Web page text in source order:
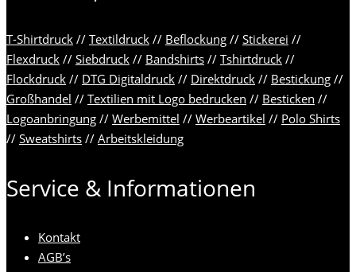
T-Shirtdruck // Textildruck // Beflockung // Stickerei //
Flexdruck // Siebdruck // Bandshirts // Tshirtdruck //
Flockdruck // DTG Digitaldruck // Direktdruck // Bestickung //
Großhandel // Textilien mit Logo bedrucken // Besticken //
Logoanbringung // Werbemittel // Werbeartikel // Polo Shirts
// Sweatshirts // Arbeitskleidung
Service & Informationen
Kontakt
AGB’s